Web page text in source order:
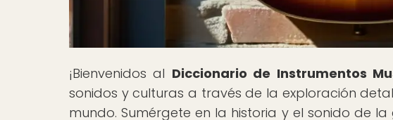
¡Bienvenidos al Diccionario de Instrumentos
sonidos y culturas a través de la exploración
mundo. Sumérgete en la historia y el sonido de